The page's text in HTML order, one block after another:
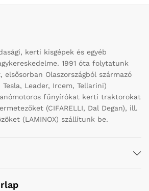
kerti kisgépek és egyéb
1991 óta folytatunk
elsősorban Olaszországból származó
Leader, Ircem, Tellarini)
fűnyírókat kerti traktorokat
(CIFARELLI, Dal Degan), ill.
(LAMINOX) szállítunk be.